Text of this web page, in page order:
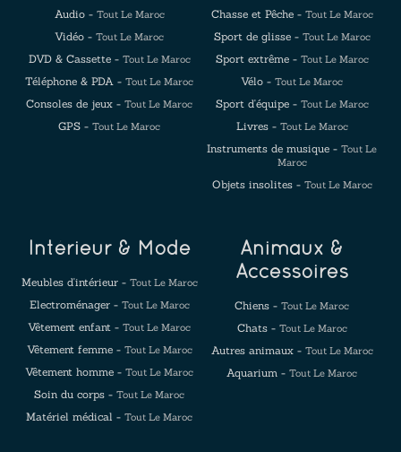
Audio - Tout Le Maroc
Vidéo - Tout Le Maroc
DVD & Cassette - Tout Le Maroc
Téléphone & PDA - Tout Le Maroc
Consoles de jeux - Tout Le Maroc
GPS - Tout Le Maroc
Chasse et Pêche - Tout Le Maroc
Sport de glisse - Tout Le Maroc
Sport extrême - Tout Le Maroc
Vélo - Tout Le Maroc
Sport d'équipe - Tout Le Maroc
Livres - Tout Le Maroc
Instruments de musique - Tout Le
Maroc
Objets insolites - Tout Le Maroc
Intérieur & Mode
Meubles d'intérieur - Tout Le Maroc
Electroménager - Tout Le Maroc
Vêtement enfant - Tout Le Maroc
Vêtement femme - Tout Le Maroc
Vêtement homme - Tout Le Maroc
Soin du corps - Tout Le Maroc
Matériel médical - Tout Le Maroc
Animaux &
Accessoires
Chiens - Tout Le Maroc
Chats - Tout Le Maroc
Autres animaux - Tout Le Maroc
Aquarium - Tout Le Maroc